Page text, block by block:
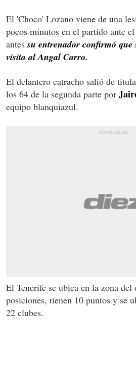
El 'Choco' Lozano viene de una
pocos minutos en el partido ante
antessu entrenador confirmó
visita al Angal Carro.
El delantero catracho salió de
los 64 de la segunda parte por
equipo blanquiazul.
El Tenerife se ubica en la zona del
posiciones, tienen 10 puntos y se
22 clubes.